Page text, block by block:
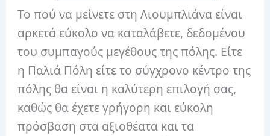
Το πού να μείνετε στη Λιουμπλιάνα είναι
αρκετά εύκολο να καταλάβετε, δεδομένου
του συμπαγούς μεγέθους της πόλης. Είτε
η Παλιά Πόλη είτε το σύγχρονο κέντρο της
πόλης θα είναι η καλύτερη επιλογή σας,
καθώς θα έχετε γρήγορη και εύκολη
πρόσβαση στα αξιοθέατα και τα